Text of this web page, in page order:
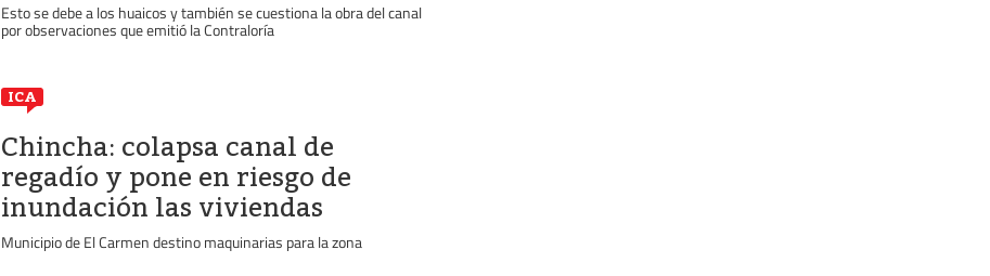
Esto se debe a los huaicos y también se cuestiona la obra del canal
por observaciones que emitió la Contraloría
ICA
Chincha: colapsa canal de
regadío y pone en riesgo de
inundación las viviendas
Municipio de El Carmen destino maquinarias para la zona